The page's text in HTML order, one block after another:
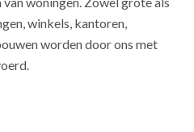
winkels, kantoren,
worden door ons met